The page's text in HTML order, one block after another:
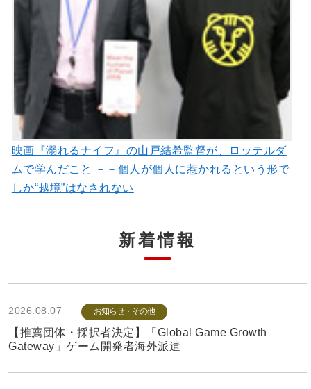
映画『溺れるナイフ』の山戸結希監督が、ロッテルダ
ムで学んだこと －－個人が個人に惹かれるという形で
しか“越境”はなされない
新着情報
2026.08.07 お知らせ・その他
【推薦団体・採択者決定】「Global Game Growth
Gateway」ゲーム開発者海外派遣